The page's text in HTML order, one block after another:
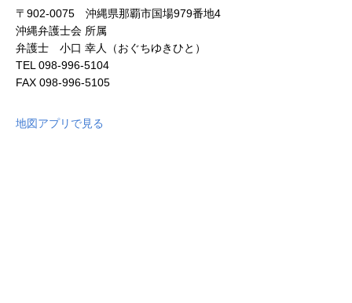
〒902-0075 沖縄県那覇市国場979番地4
沖縄弁護士会 所属
弁護士 小口 幸人（おぐちゆきひと）
TEL098-996-5104
FAX 098-996-5105
地図アプリで見る